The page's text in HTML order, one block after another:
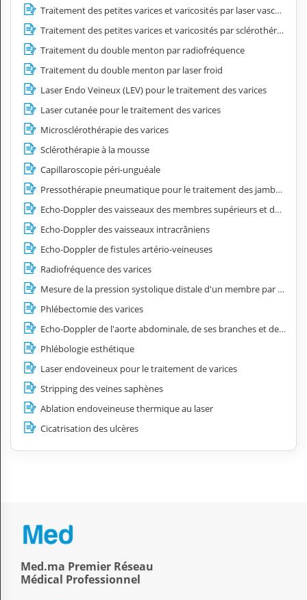
Traitement des petites varices et varicosités par laser vasculaire
Traitement des petites varices et varicosités par sclérothérapie
Traitement du double menton par radiofréquence
Traitement du double menton par laser froid
Laser Endo Veineux (LEV) pour le traitement des varices
Laser cutanée pour le traitement des varices
Microsclérothérapie des varices
Sclérothérapie à la mousse
Capillaroscopie péri-unguéale
Pressothérapie pneumatique pour le traitement des jambes lourdes
Echo-Doppler des vaisseaux des membres supérieurs et des membres inférieurs
Echo-Doppler des vaisseaux intracrâniens
Echo-Doppler de fistules artério-veineuses
Radiofréquence des varices
Mesure de la pression systolique distale d'un membre par doppler continu
Phlébectomie des varices
Echo-Doppler de l'aorte abdominale, de ses branches et des artères iliaques
Phlébologie esthétique
Laser endoveineux pour le traitement de varices
Stripping des veines saphènes
Ablation endoveineuse thermique au laser
Cicatrisation des ulcères
Med.ma Premier Réseau
Médical Professionnel